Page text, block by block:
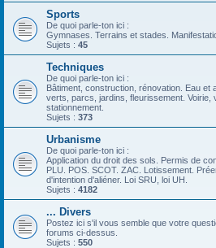
Sports
De quoi parle-ton ici :
Gymnases. Terrains et stades.
Sujets : 45
Techniques
De quoi parle-ton ici :
Bâtiment, construction, rénovation. Eau et
verts, parcs, jardins, fleurissement. Voirie,
stationnement.
Sujets : 373
Urbanisme
De quoi parle-ton ici :
Application du droit des sols. Permis de
PLU. POS. SCOT. ZAC. Lotissement.
d'intention d'aliéner. Loi SRU, loi UH.
Sujets : 4182
... Divers
Postez ici s'il vous semble que votre
forums ci-dessus.
Sujets : 550